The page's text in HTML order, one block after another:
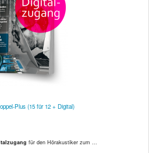
Plus (15 für 12 + Digital)
für den Hörakustiker zum ...